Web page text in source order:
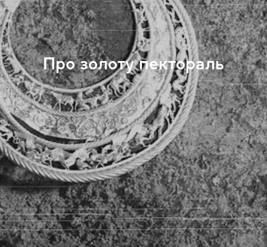
Про золоту пектораль